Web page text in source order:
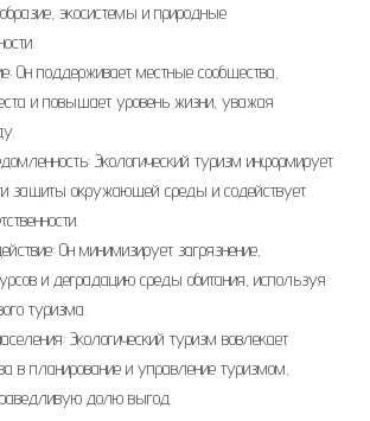
экосистемы и природные
Он поддерживает местные сообщества,
и повышает уровень жизни, уважая
Экологический туризм информирует
защиты окружающей среды и содействует
Он минимизирует загрязнение,
и деградацию среды обитания, используя
туризма.
Экологический туризм вовлекает
в планирование и управление туризмом,
долю выгод.